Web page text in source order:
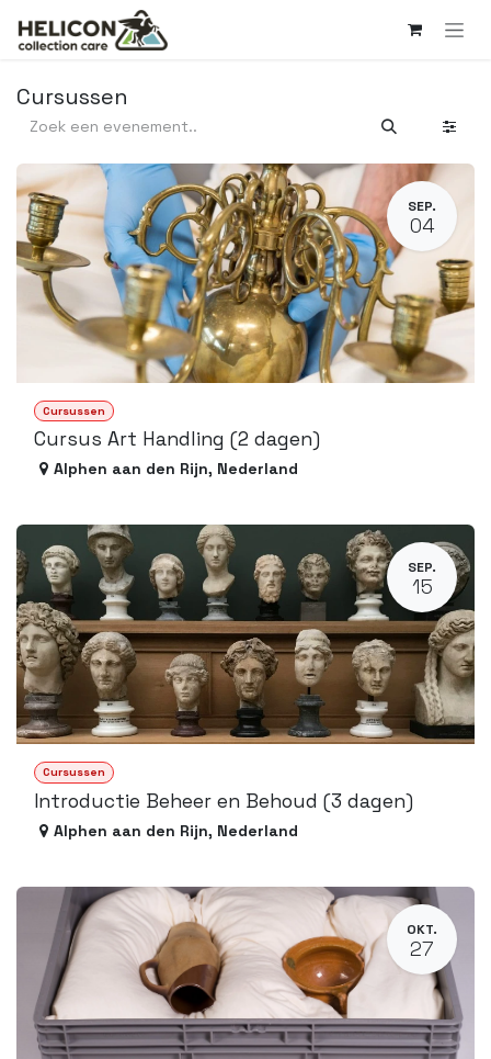
Overslaan naar inhoud
Cursussen
SEP.
04
Cursussen
Cursus Art Handling (2 dagen)
Alphen aan den Rijn, Nederland
SEP.
15
Cursussen
Introductie Beheer en Behoud (3 dagen)
Alphen aan den Rijn, Nederland
OKT.
27